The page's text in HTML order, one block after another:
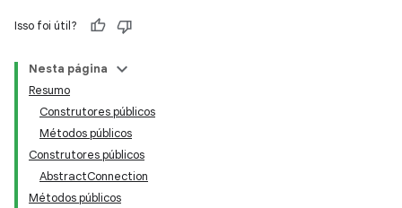
Isso foi útil?
Nesta página
Resumo
Construtores públicos
Métodos públicos
Construtores públicos
AbstractConnection
Métodos públicos